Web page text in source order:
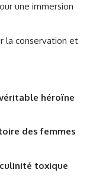
une immersion
la conservation et
héroïne
des femmes
toxique